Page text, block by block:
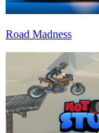
Road Madness